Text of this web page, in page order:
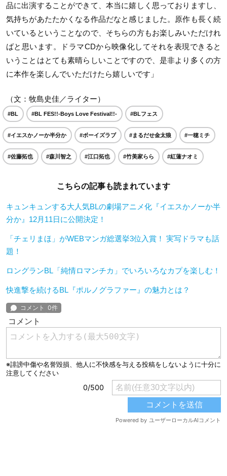
品に出演することができて、本当に嬉しく思っておりますし、
気持ちがあたたかくなる作品だなと感じました。原作も長く続
いているということなので、そちらの方もお楽しみいただけれ
ばと思います。ドラマCDから映像化してそれを表現できると
いうことはとても素晴らしいことですので、是非より多くの方
に本作を楽しんでいただけたら嬉しいです」
（文：牧島史佳／ライター）
#BL #BL FES!!-Boys Love Festival!!- #BLフェス
#イエスかノーか半分か #ボーイズラブ #まるだせ金太狼 #一穂ミチ
#佐藤拓也 #森川智之 #江口拓也 #竹美家らら #紅蓮ナオミ
こちらの記事も読まれています
キュンキュンする大人気BLの劇場アニメ化『イエスかノーか半
分か』12月11日に公開決定！
「チェリまほ」がWEBマンガ総選挙3位入賞！ 実写ドラマも話
題！
ロングランBL「純情ロマンチカ」でいろいろなカプを楽しむ！
快進撃を続けるBL『ポルノグラファー』の魅力とは？